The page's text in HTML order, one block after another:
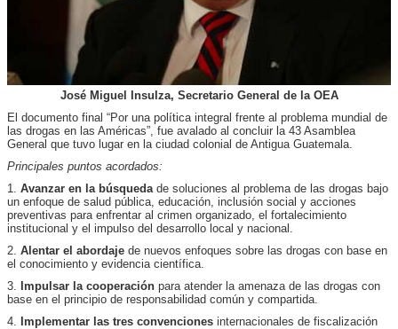
José Miguel Insulza, Secretario General de la OEA
El documento final “Por una política integral frente al problema mundial de
las drogas en las Américas”, fue avalado al concluir la 43 Asamblea
General que tuvo lugar en la ciudad colonial de Antigua Guatemala.
Principales puntos acordados:
1. Avanzar en la búsqueda de soluciones al problema de las drogas bajo
un enfoque de salud pública, educación, inclusión social y acciones
preventivas para enfrentar al crimen organizado, el fortalecimiento
institucional y el impulso del desarrollo local y nacional.
2. Alentar el abordaje de nuevos enfoques sobre las drogas con base en
el conocimiento y evidencia científica.
3. Impulsar la cooperación para atender la amenaza de las drogas con
base en el principio de responsabilidad común y compartida.
4. Implementar las tres convenciones internacionales de fiscalización